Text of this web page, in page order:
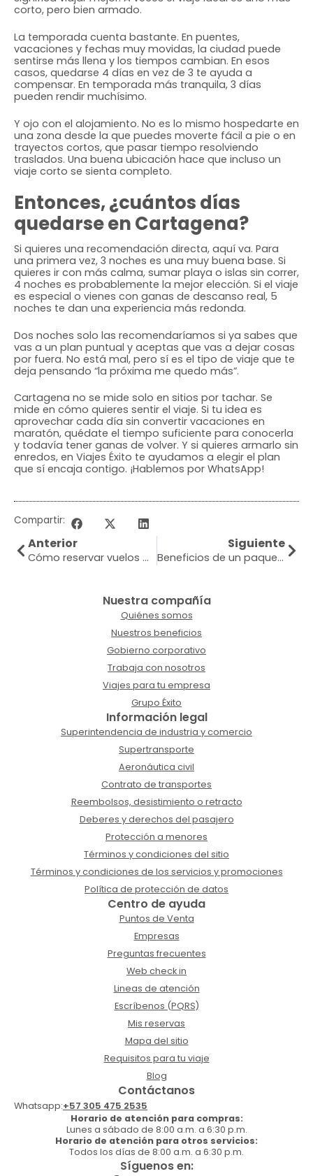
corto, pero bien armado.
La temporada cuenta bastante. En puentes,
vacaciones y fechas muy movidas, la ciudad puede
sentirse más llena y los tiempos cambian. En esos
casos, quedarse 4 días en vez de 3 te ayuda a
compensar. En temporada más tranquila, 3 días
pueden rendir muchísimo.
Y ojo con el alojamiento. No es lo mismo hospedarte en
una zona desde la que puedes moverte fácil a pie o en
trayectos cortos, que pasar tiempo resolviendo
traslados. Una buena ubicación hace que incluso un
viaje corto se sienta completo.
Entonces, ¿cuántos días
quedarse en Cartagena?
Si quieres una recomendación directa, aquí va. Para
una primera vez, 3 noches es una muy buena base. Si
quieres ir con más calma, sumar playa o islas sin correr,
4 noches es probablemente la mejor elección. Si el viaje
es especial o vienes con ganas de descanso real, 5
noches te dan una experiencia más redonda.
Dos noches solo las recomendaríamos si ya sabes que
vas a un plan puntual y aceptas que vas a dejar cosas
por fuera. No está mal, pero sí es el tipo de viaje que te
deja pensando “la próxima me quedo más”.
Cartagena no se mide solo en sitios por tachar. Se
mide en cómo quieres sentir el viaje. Si tu idea es
aprovechar cada día sin convertir vacaciones en
maratón, quédate el tiempo suficiente para conocerla
y todavía tener ganas de volver. Y si quieres armarlo sin
enredos, en Viajes Éxito te ayudamos a elegir el plan
que sí encaja contigo. ¡Hablemos por WhatsApp!
Compartir:
Anterior
Cómo reservar vuelos multidestino sin pagar de más
Siguiente
Beneficios de un paquete turístico completo
Nuestra compañía
Quiénes somos
Nuestros beneficios
Gobierno corporativo
Trabaja con nosotros
Viajes para tu empresa
Grupo Éxito
Información legal
Superintendencia de industria y comercio
Supertransporte
Aeronáutica civil
Contrato de transportes
Reembolsos, desistimiento o retracto
Deberes y derechos del pasajero
Protección a menores
Términos y condiciones del sitio
Términos y condiciones de los servicios y promociones
Política de protección de datos
Centro de ayuda
Puntos de Venta
Empresas
Preguntas frecuentes
Web check in
Lineas de atención
Escríbenos (PQRS)
Mis reservas
Mapa del sitio
Requisitos para tu viaje
Blog
Contáctanos
Whatsapp:+57 305 475 2535
Horario de atención para compras:
Lunes a sábado de 8:00 a.m. a 6:30 p.m.
Horario de atención para otros servicios:
Todos los días de 8:00 a.m. a 6:30 p.m.
Síguenos en: